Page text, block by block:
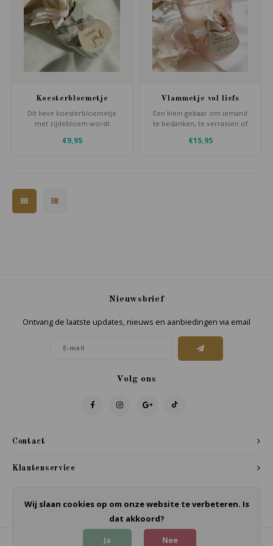
Koesterbloemetje
Dit lieve koesterbloemetje
met zijdebloem wordt
label en een gravure naar
€9,95
Vlammetje vol liefs
Een klein gebaar om iemand
te bedanken, te verrassen of
hij of zij voor je is.
€15,95
Contact
Nieuwsbrief
Ontvang de laatste updates, nieuws en aanbiedingen via email
Volg ons
Klantenservice
Wij slaan cookies op om onze website te verbeteren. Is
dat akkoord?
Ja
Nee